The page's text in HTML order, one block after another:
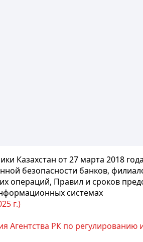
Казахстан от 27 марта 2018
безопасности банков,
операций, Правил и сроков
системах
г.)
Агентства РК по